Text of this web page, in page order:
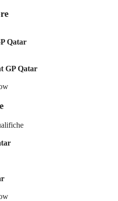
Qatar
GP Qatar